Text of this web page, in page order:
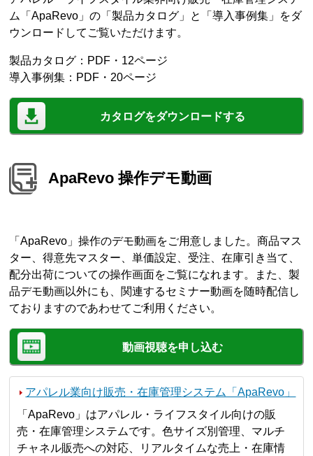
ム「ApaRevo」の「製品カタログ」と「導入事例集」をダ
ウンロードしてご覧いただけます。
製品カタログ：PDF・12ページ
導入事例集：PDF・20ページ
カタログをダウンロードする
ApaRevo 操作デモ動画
「ApaRevo」操作のデモ動画をご用意しました。商品マス
ター、得意先マスター、単価設定、受注、在庫引き当て、
配分出荷についての操作画面をご覧になれます。また、製
品デモ動画以外にも、関連するセミナー動画を随時配信し
ておりますのであわせてご利用ください。
動画視聴を申し込む
アパレル業向け販売・在庫管理システム「ApaRevo」
「ApaRevo」はアパレル・ライフスタイル向けの販
売・在庫管理システムです。色サイズ別管理、マルチ
チャネル販売への対応、リアルタイムな売上・在庫情